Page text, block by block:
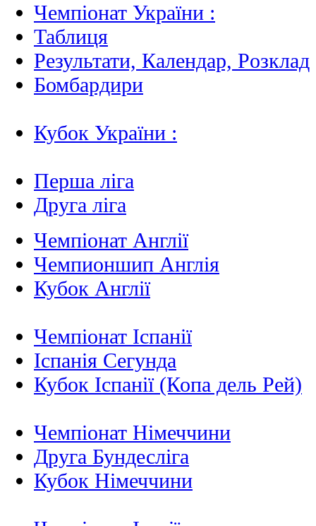
Чемпіонат України :
Таблиця
Результати, Календар, Poзклад
Бомбардири
Кубок України :
Перша ліга
Друга ліга
Чемпіонат Англії
Чемпионшип Англія
Кубок Англії
Чемпіонат Іспанії
Іспанія Сегунда
Кубок Іспанії (Копа дель Рей)
Чемпіонат Німеччини
Друга Бундесліга
Кубок Німеччини